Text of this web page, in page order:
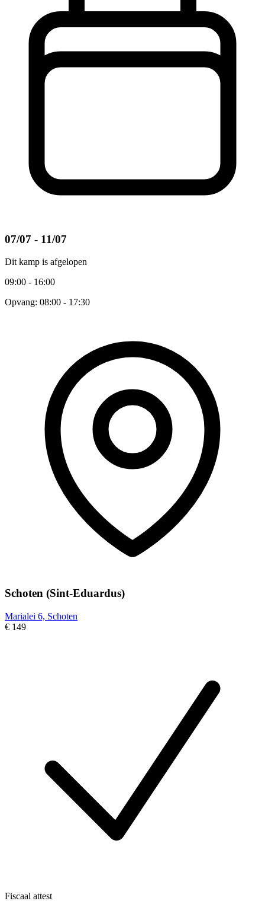
07/07 - 11/07
Dit kamp is afgelopen
09:00 - 16:00
Opvang: 08:00 - 17:30
Schoten (Sint-Eduardus)
Marialei 6, Schoten
€ 149
Fiscaal attest